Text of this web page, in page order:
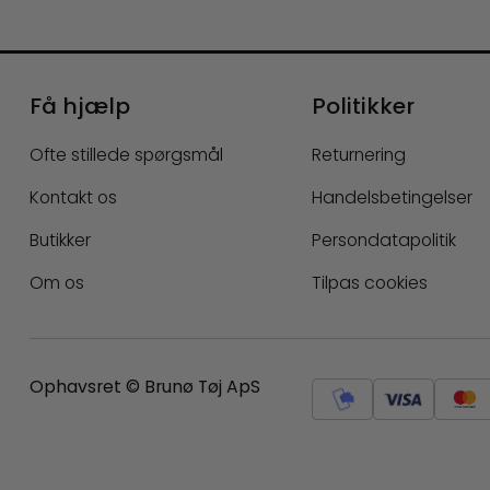
Få hjælp
Ofte stillede spørgsmål
Kontakt os
Butikker
Om os
Politikker
Returnering
Handelsbetingelser
Persondatapolitik
Tilpas cookies
Ophavsret © Brunø Tøj ApS